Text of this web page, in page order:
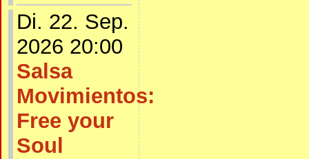
Di. 22. Sep.
2026 20:00
Salsa
Movimientos:
Free your
Soul